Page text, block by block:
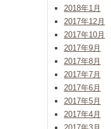
2018年1月
2017年12月
2017年10月
2017年9月
2017年8月
2017年7月
2017年6月
2017年5月
2017年4月